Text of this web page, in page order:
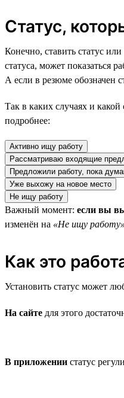
Статус,
Конечно, ставить статус
статуса, может показаться
А если в резюме обозначен
Так в каких случаях и
подробнее:
Активно ищу работу
Рассматриваю входящие
Предложили работу, пока
Уже выхожу на новое место
Не ищу работу
Важный момент: если вы
изменён на «Не ищу работу»
Как это
Установить статус может
На сайте для этого
В приложении статус